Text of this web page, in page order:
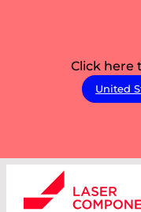
Click here
United